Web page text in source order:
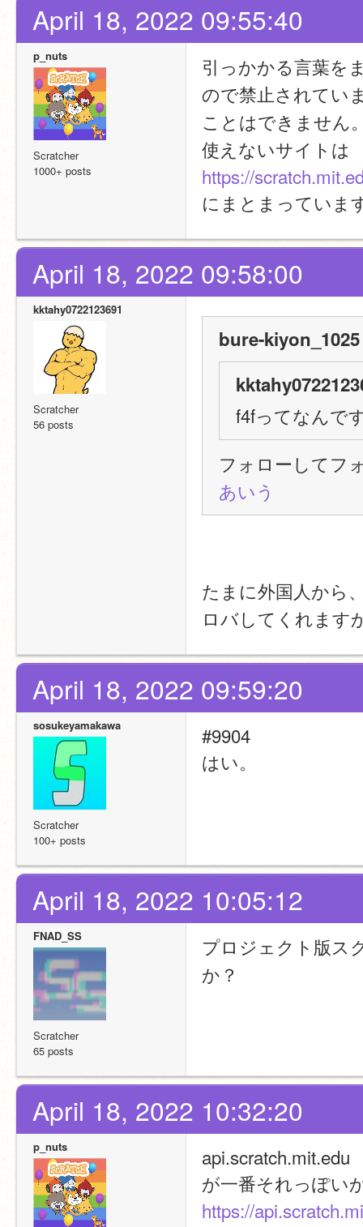
April 18, 2022 09:55:40
p_nuts
Scratcher
1000+ posts
引っかかる言葉を
ので禁止されてい
ことはできません
使えないサイトは
https://
にまとまっていま
April 18, 2022 09:58:00
kktahy0722123691
Scratcher
56 posts
bure-
f4fってなんで
フォローしてフ
あいう
たまに外国人から
ロバしてくれます
April 18, 2022 09:59:20
sosukeyamakawa
Scratcher
100+ posts
#9904
はい。
April 18, 2022 10:05:12
FNAD_SS
Scratcher
65 posts
プロジェクト版ス
か？
April 18, 2022 10:32:20
p_nuts
api.scratch.mit.edu
が一番それっぽい
https://